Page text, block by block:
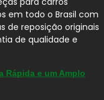
em todo o Brasil com
de reposição originais
de qualidade e
Rápida e um Amplo